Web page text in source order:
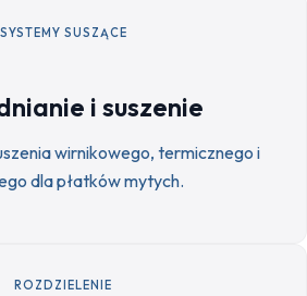
SYSTEMY SUSZĄCE
i suszenie
wirnikowego, termicznego i
dla płatków mytych.
ROZDZIELENIE